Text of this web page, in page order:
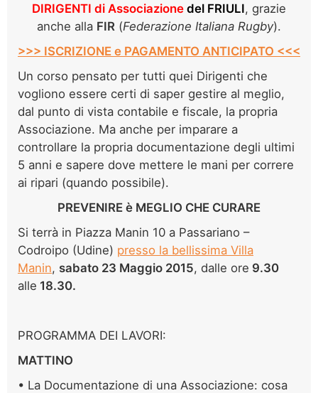
DIRIGENTI di Associazione del FRIULI, grazie
anche alla FIR (Federazione Italiana Rugby).
>>> ISCRIZIONE e PAGAMENTO ANTICIPATO <<<
Un corso pensato per tutti quei Dirigenti che
vogliono essere certi di saper gestire al meglio,
dal punto di vista contabile e fiscale, la propria
Associazione. Ma anche per imparare a
controllare la propria documentazione degli ultimi
5 anni e sapere dove mettere le mani per correre
ai ripari (quando possibile).
PREVENIRE è MEGLIO CHE CURARE
Si terrà in Piazza Manin 10 a Passariano –
Codroipo (Udine) presso la bellissima Villa
Manin, sabato 23 Maggio 2015, dalle ore 9.30
alle 18.30.
PROGRAMMA DEI LAVORI:
MATTINO
• La Documentazione di una Associazione: cosa